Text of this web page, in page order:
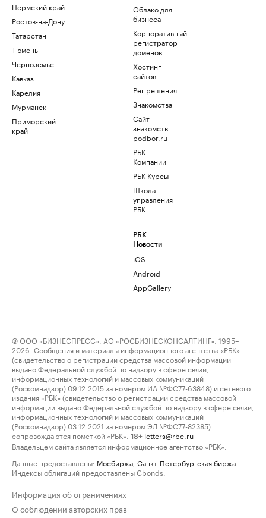
Пермский край
Ростов-на-Дону
Татарстан
Тюмень
Черноземье
Кавказ
Карелия
Мурманск
Приморский
край
Облако для
бизнеса
Корпоративный
регистратор
доменов
Хостинг
сайтов
Рег.решения
Знакомства
Сайт
знакомств
podbor.ru
РБК
Компании
РБК Курсы
Школа
управления
РБК
РБК
Новости
iOS
Android
AppGallery
© ООО «БИЗНЕСПРЕСС», АО «РОСБИЗНЕСКОНСАЛТИНГ», 1995–
2026. Сообщения и материалы информационного агентства «РБК»
(свидетельство о регистрации средства массовой информации
выдано Федеральной службой по надзору в сфере связи,
информационных технологий и массовых коммуникаций
(Роскомнадзор) 09.12.2015 за номером ИА №ФС77-63848) и сетевого
издания «РБК» (свидетельство о регистрации средства массовой
информации выдано Федеральной службой по надзору в сфере связи,
информационных технологий и массовых коммуникаций
(Роскомнадзор) 03.12.2021 за номером ЭЛ №ФС77-82385)
сопровождаются пометкой «РБК».
18+ letters@rbc.ru
Владельцем сайта является информационное агентство «РБК».
Данные предоставлены: Мосбиржа Санкт-Петербургская биржа
Индексы облигаций предоставлены Cbonds.
Информация об ограничениях
О соблюдении авторских прав